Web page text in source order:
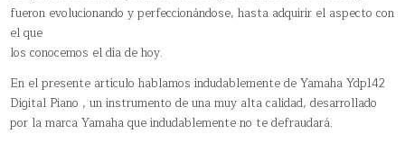
fueron evolucionando y perfeccionándose, hasta adquirir el aspecto con
el que
los conocemos el día de hoy.
En el presente artículo hablamos indudablemente de Yamaha Ydp142
Digital Piano , un instrumento de una muy alta calidad, desarrollado
por la marca Yamaha que indudablemente no te defraudará.